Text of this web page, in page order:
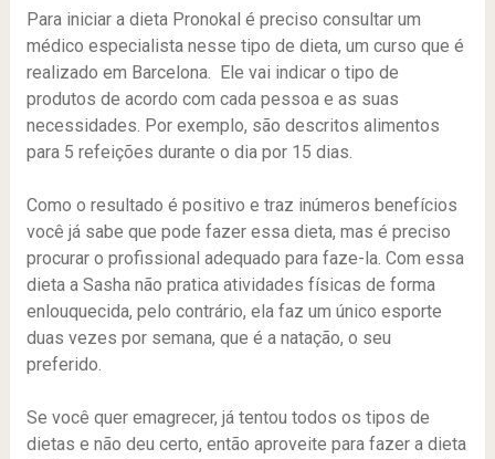
Para iniciar a dieta Pronokal é preciso consultar um
médico especialista nesse tipo de dieta, um curso que é
realizado em Barcelona. Ele vai indicar o tipo de
produtos de acordo com cada pessoa e as suas
necessidades. Por exemplo, são descritos alimentos
para 5 refeições durante o dia por 15 dias.
Como o resultado é positivo e traz inúmeros benefícios
você já sabe que pode fazer essa dieta, mas é preciso
procurar o profissional adequado para faze-la. Com essa
dieta a Sasha não pratica atividades físicas de forma
enlouquecida, pelo contrário, ela faz um único esporte
duas vezes por semana, que é a natação, o seu
preferido.
Se você quer emagrecer, já tentou todos os tipos de
dietas e não deu certo, então aproveite para fazer a dieta